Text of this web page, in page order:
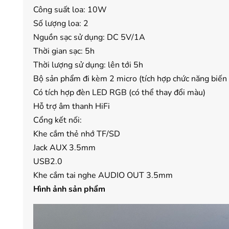
Công suất loa: 10W
Số lượng loa: 2
Nguồn sạc sử dụng: DC 5V/1A
Thời gian sạc: 5h
Thời lượng sử dụng: lên tới 5h
Bộ sản phẩm đi kèm 2 micro (tích hợp chức năng biến
Có tích hợp đèn LED RGB (có thể thay đổi màu)
Hỗ trợ âm thanh HiFi
Cổng kết nối:
Khe cắm thẻ nhớ TF/SD
Jack AUX 3.5mm
USB2.0
Khe cắm tai nghe AUDIO OUT 3.5mm
Hình ảnh sản phẩm